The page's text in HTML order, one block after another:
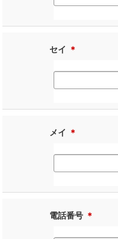
セイ ＊
メイ ＊
電話番号 ＊